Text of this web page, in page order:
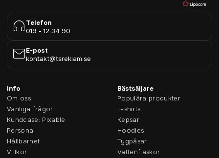
Telefon
019 - 12 34 90
E-post
kontakt@tsreklam.se
Info
Om oss
Vanliga frågor
Kundcase: Pixable
Personal
Hållbarhet
Villkor
Bästsäljare
Populära produkter
T-shirts
Kepsar
Hoodies
Tygpåsar
Vattenflaskor